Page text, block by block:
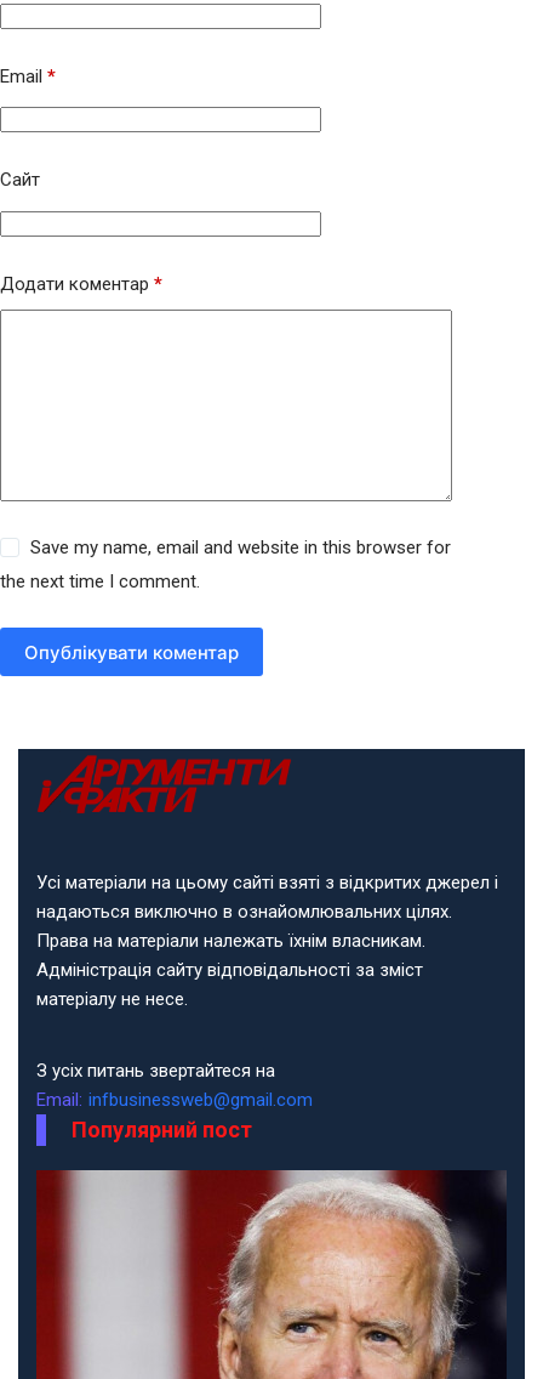
Email *
Сайт
Додати коментар *
Save my name, email and website in this browser for
the next time I comment.
Опублікувати коментар
Усі матеріали на цьому сайті взяті з відкритих джерел і
надаються виключно в ознайомлювальних цілях.
Права на матеріали належать їхнім власникам.
Адміністрація сайту відповідальності за зміст
матеріалу не несе.
З усіх питань звертайтеся на
Email: infbusinessweb@gmail.com
Популярний пост